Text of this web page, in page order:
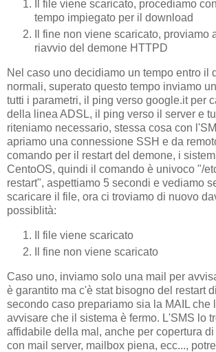
Il file viene scaricato, procediamo
tempo impiegato per il download
Il fine non viene scaricato, proviamo
riavvio del demone HTTPD
Nel caso uno decidiamo un tempo entro il
normali, superato questo tempo inviamo
tutti i parametri, il ping verso google.it per
della linea ADSL, il ping verso il server e
riteniamo necessario, stessa cosa con
apriamo una connessione SSH e da
comando per il restart del demone, i
CentoOS, quindi il comando è univoco "/
restart", aspettiamo 5 secondi e vediamo
scaricare il file, ora ci troviamo di nuovo
possiblità:
Il file viene scaricato
Il fine non viene scaricato
Caso uno, inviamo solo una mail per
è garantito ma c'è stat bisogno del restart
secondo caso prepariamo sia la MAIL che
avvisare che il sistema è fermo. L'SMS lo
affidabile della mal, anche per copertura
con mail server, mailbox piena, ecc...,